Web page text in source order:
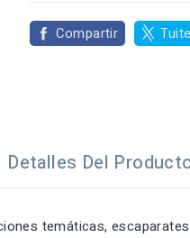
Compartir
Detalles Del
temáticas,